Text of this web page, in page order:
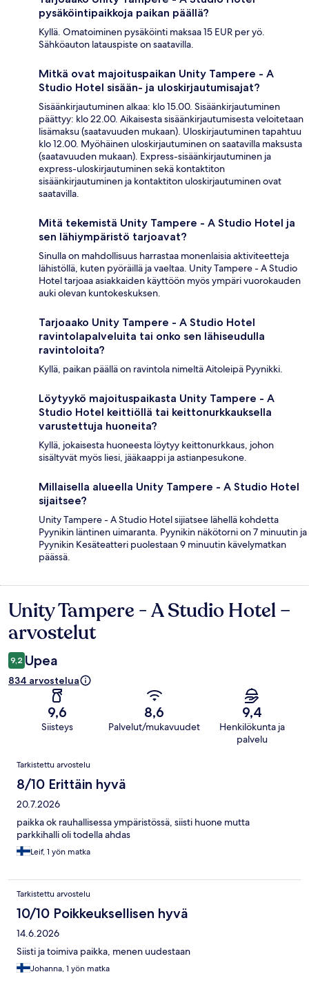
pysäköintipaikkoja paikan päällä?
Kyllä. Omatoiminen pysäköinti maksaa 15 EUR per yö.
Sähköauton latauspiste on saatavilla.
Mitkä ovat majoituspaikan Unity Tampere - A
Studio Hotel sisään- ja uloskirjautumisajat?
Sisäänkirjautuminen alkaa: klo 15.00. Sisäänkirjautuminen
päättyy: klo 22.00. Aikaisesta sisäänkirjautumisesta veloitetaan
lisämaksu (saatavuuden mukaan). Uloskirjautuminen tapahtuu
klo 12.00. Myöhäinen uloskirjautuminen on saatavilla maksusta
(saatavuuden mukaan). Express-sisäänkirjautuminen ja
express-uloskirjautuminen sekä kontaktiton
sisäänkirjautuminen ja kontaktiton uloskirjautuminen ovat
saatavilla.
Mitä tekemistä Unity Tampere - A Studio Hotel ja
sen lähiympäristö tarjoavat?
Sinulla on mahdollisuus harrastaa monenlaisia aktiviteetteja
lähistöllä, kuten pyöräillä ja vaeltaa. Unity Tampere - A Studio
Hotel tarjoaa asiakkaiden käyttöön myös ympäri vuorokauden
auki olevan kuntokeskuksen.
Tarjoaako Unity Tampere - A Studio Hotel
ravintolapalveluita tai onko sen lähiseudulla
ravintoloita?
Kyllä, paikan päällä on ravintola nimeltä Aitoleipä Pyynikki.
Löytyykö majoituspaikasta Unity Tampere - A
Studio Hotel keittiöllä tai keittonurkkauksella
varustettuja huoneita?
Kyllä, jokaisesta huoneesta löytyy keittonurkkaus, johon
sisältyvät myös liesi, jääkaappi ja astianpesukone.
Millaisella alueella Unity Tampere - A Studio Hotel
sijaitsee?
Unity Tampere - A Studio Hotel sijiatsee lähellä kohdetta
Pyynikin läntinen uimaranta. Pyynikin näkötorni on 7 minuutin ja
Pyynikin Kesäteatteri puolestaan 9 minuutin kävelymatkan
päässä.
Arvostelut
Unity Tampere - A Studio Hotel –
arvostelut
9,2 Upea
834 arvostelua
9,6
Siisteys
8,6
Palvelut/mukavuudet
9,4
Henkilökunta ja
palvelu
Arvostelut
Tarkistettu arvostelu
8/10 Erittäin hyvä
20.7.2026
paikka ok rauhallisessa ympäristössä, siisti huone mutta
parkkihalli oli todella ahdas
Leif, 1 yön matka
Tarkistettu arvostelu
10/10 Poikkeuksellisen hyvä
14.6.2026
Siisti ja toimiva paikka, menen uudestaan
Johanna, 1 yön matka